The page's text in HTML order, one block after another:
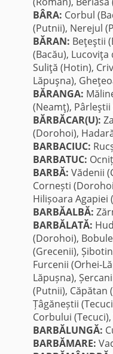
BÂRA: Corbul
(Putnii), Nerejul
BĂRAN: Beţeştii
(Bacău), Lucoviţa
Suliţă (Hotin),
Lăpuşna),
BĂRANGA:
(Neamţ), Pârleştii
BĂRBĂCAR(U):
(Dorohoi),
BARBACIUC:
BARBATUC:
BARBĂ: Vădenii
Cornești
Hilișoara Agapiei
BARBĂALBĂ:
BARBĂLATĂ:
(Dorohoi),
(Grecenii),
Furcenii (Orhei-
Lăpușna),
(Putnii), Căpătan
Țâgăneștii
Corbului
BARBĂLUNGĂ:
BARBĂMARE: